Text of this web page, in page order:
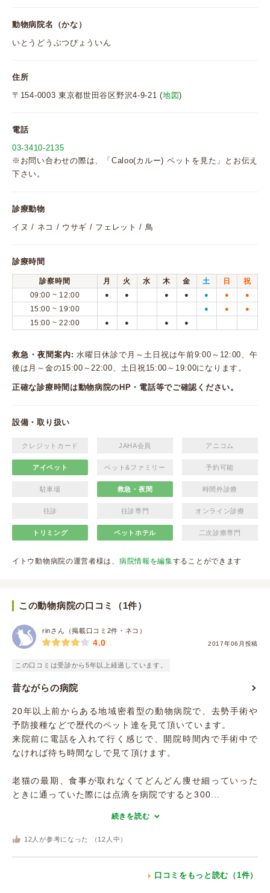
動物病院名（かな）
いとうどうぶつびょういん
住所
〒154-0003 東京都世田谷区野沢4-9-21 (地図)
電話
03-3410-2135
※お問い合わせの際は、「Caloo(カルー) ペットを見た」とお伝え
下さい。
診療動物
イヌ / ネコ / ウサギ / フェレット / 鳥
診療時間
診察時間 月 火 水 木 金 土 日
祝
09:00 ~ 12:00
● ● ● ● ● ● ●
15:00 ~ 19:00 ● ● ●
15:00 ~ 22:00 ● ● ● ●
救急・夜間案内:水曜日休診で月～土日祝は午前9:00～12:00、午
後は月～金の15:00～22:00、土日祝15:00～19:00になります。
正確な診療時間は動物病院のHP・電話等でご確認ください。
設備・取り扱い
クレジットカード JAHA会員 アニコム
アイペット ペット&ファミリー 予約可能
駐車場 救急・夜間 時間外診療
往診 往診専門 オンライン診療
トリミング ペットホテル 二次診療専門
イトウ動物病院の運営者様は、 病院情報を編集することができます
この動物病院の口コミ（1件）
rinさん（掲載口コミ2件・ネコ）
2017年06月投稿
4.0
この口コミは受診から5年以上経過しています。
昔ながらの病院
20年以上前からある地域密着型の動物病院で、去勢手術や
予防接種などで歴代のペット達を見て頂いています。
来院前に電話を入れて行く感じで、開院時間内で手術中で
なければ待ち時間なしで見て頂けます。
老猫の最期、食事が取れなくてどんどん痩せ細っていった
ときに通っていた際には点滴を病院ですると300...
続きを読む
12 人が参考になった （ 12 人中）
口コミをもっと読む（1件）